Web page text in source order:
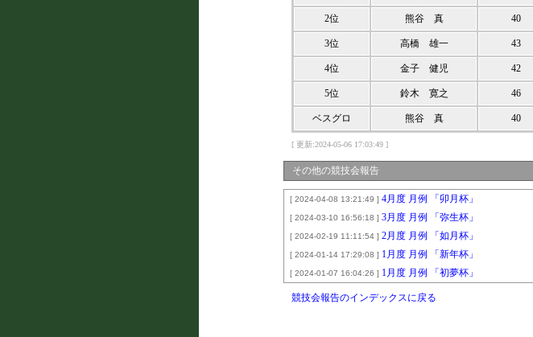
2位 熊谷 真 40
3位 高橋 雄一 43
4位 金子 健児 42
5位 鈴木 寛之 46
ベスグロ 熊谷 真 40
[ 更新:2024-05-06 17:03:49 ]
その他の競技会報告
[ 2024-04-08 13:21:49 ] 4月度 月例 「卯月杯」
[ 2024-03-10 16:56:18 ] 3月度 月例 「弥生杯」
[ 2024-02-19 11:11:54 ] 2月度 月例 「如月杯」
[ 2024-01-14 17:29:08 ] 1月度 月例 「新年杯」
[ 2024-01-07 16:04:26 ] 1月度 月例 「初夢杯」
競技会報告のインデックスに戻る